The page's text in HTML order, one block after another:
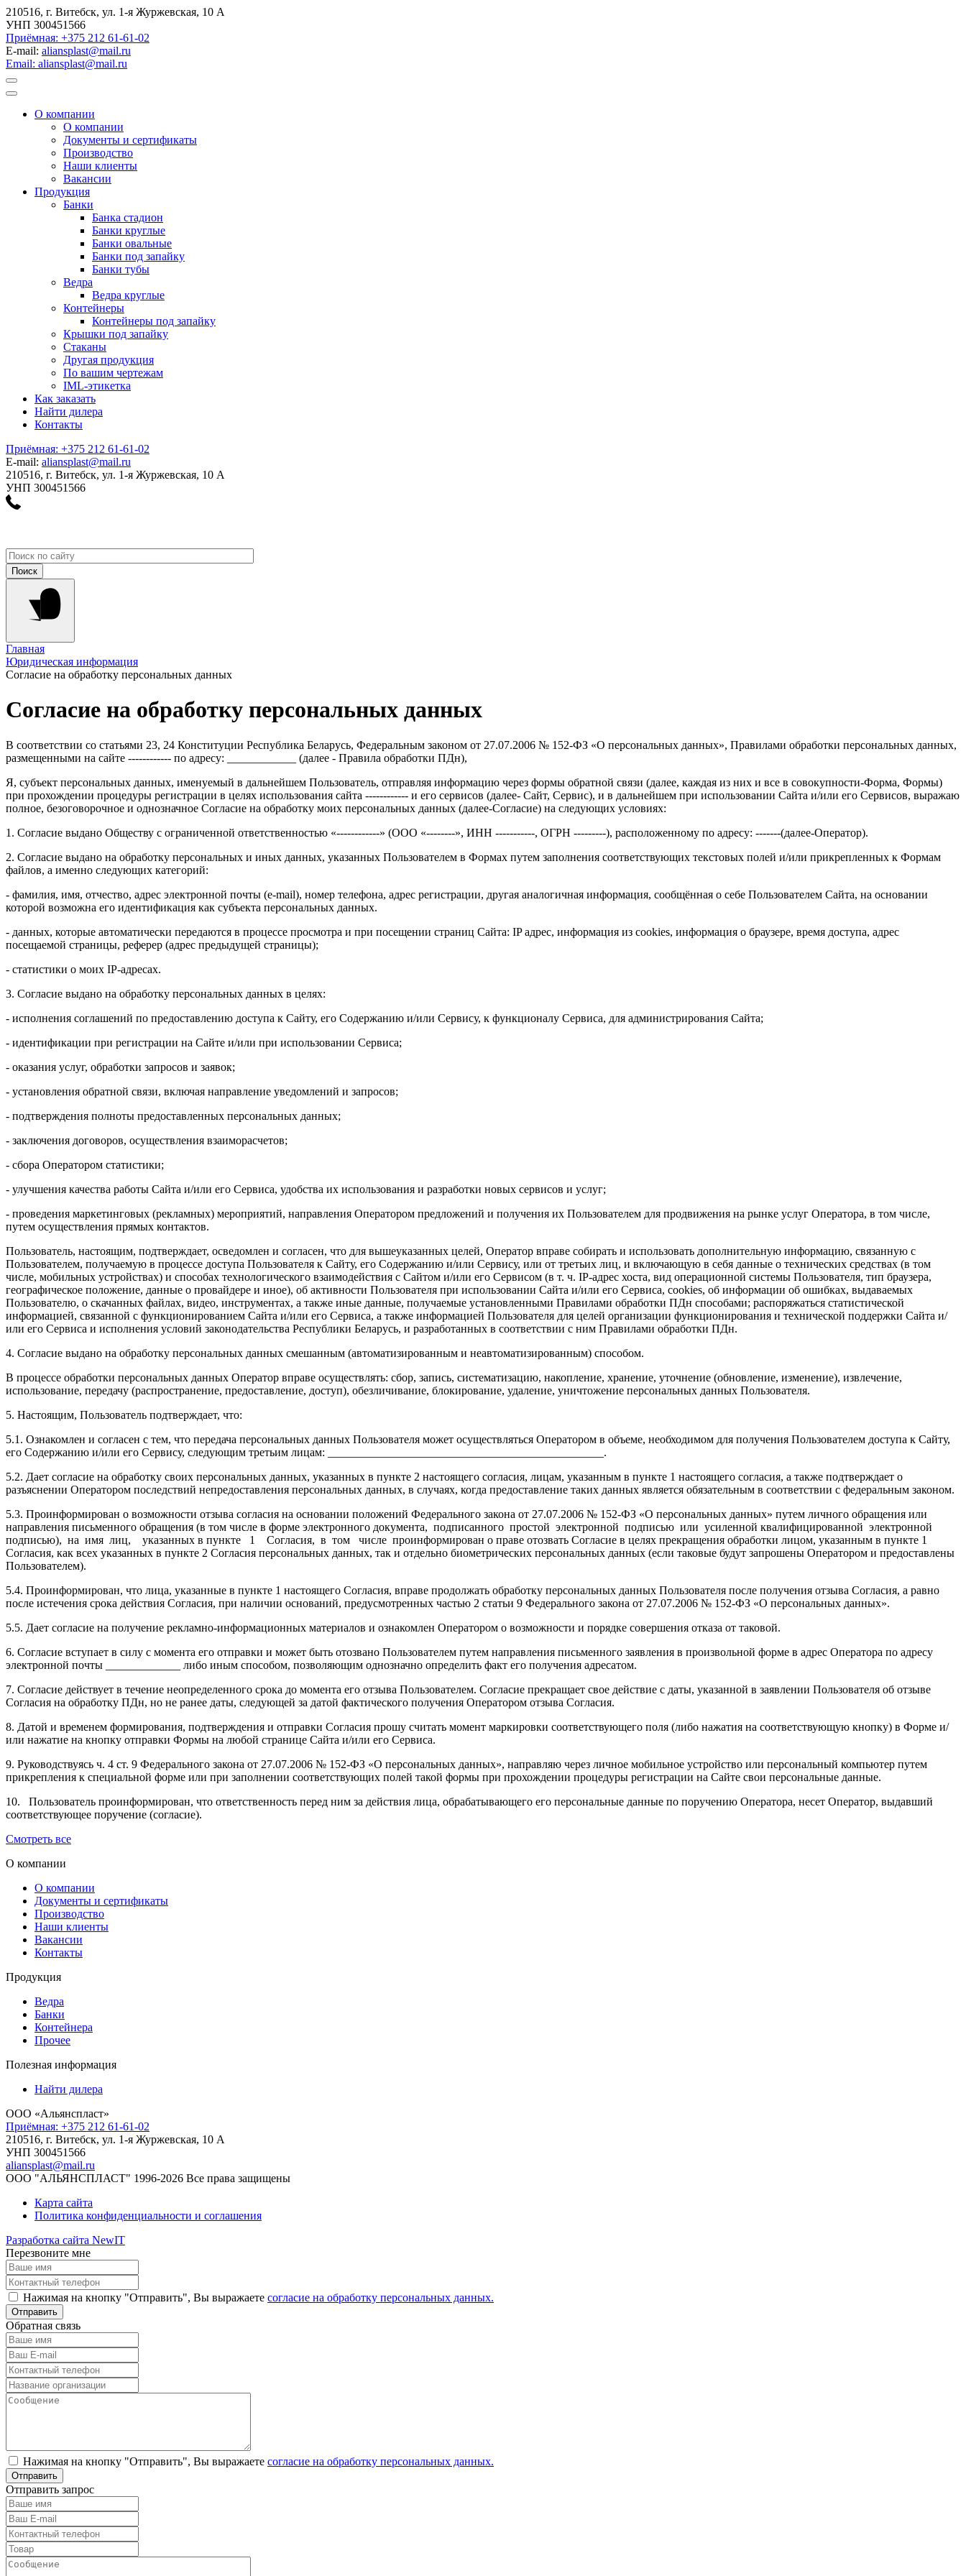
210516, г. Витебск, ул. 1-я Журжевская, 10 А
УНП 300451566
Приёмная: +375 212 61-61-02
E-mail: aliansplast@mail.ru
Email: aliansplast@mail.ru
О компании
О компании
Документы и сертификаты
Производство
Наши клиенты
Вакансии
Продукция
Банки
Банка стадион
Банки круглые
Банки овальные
Банки под запайку
Банки тубы
Ведра
Ведра круглые
Контейнеры
Контейнеры под запайку
Крышки под запайку
Стаканы
Другая продукция
По вашим чертежам
IML-этикетка
Как заказать
Найти дилера
Контакты
Приёмная: +375 212 61-61-02
E-mail: aliansplast@mail.ru
210516, г. Витебск, ул. 1-я Журжевская, 10 А
УНП 300451566
Главная
Юридическая информация
Согласие на обработку персональных данных
Согласие на обработку персональных данных
В соответствии со статьями 23, 24 Конституции Республика Беларусь, Федеральным законом от 27.07.2006 № 152-ФЗ «О персональных данных», Правилами обработки персональных данных,
размещенными на сайте ------------ по адресу: ____________ (далее - Правила обработки ПДн),
Я, субъект персональных данных, именуемый в дальнейшем Пользователь, отправляя информацию через формы обратной связи (далее, каждая из них и все в совокупности-Форма, Формы)
при прохождении процедуры регистрации в целях использования сайта ------------ и его сервисов (далее- Сайт, Сервис), и в дальнейшем при использовании Сайта и/или его Сервисов, выражаю
полное, безоговорочное и однозначное Согласие на обработку моих персональных данных (далее-Согласие) на следующих условиях:
1. Согласие выдано Обществу с ограниченной ответственностью «------------» (ООО «--------», ИНН -----------, ОГРН ---------), расположенному по адресу: -------(далее-Оператор).
2. Согласие выдано на обработку персональных и иных данных, указанных Пользователем в Формах путем заполнения соответствующих текстовых полей и/или прикрепленных к Формам
файлов, а именно следующих категорий:
- фамилия, имя, отчество, адрес электронной почты (e-mail), номер телефона, адрес регистрации, другая аналогичная информация, сообщённая о себе Пользователем Сайта, на основании
которой возможна его идентификация как субъекта персональных данных.
- данных, которые автоматически передаются в процессе просмотра и при посещении страниц Сайта: IP адрес, информация из cookies, информация о браузере, время доступа, адрес
посещаемой страницы, реферер (адрес предыдущей страницы);
- статистики о моих IP-адресах.
3. Согласие выдано на обработку персональных данных в целях:
- исполнения соглашений по предоставлению доступа к Сайту, его Содержанию и/или Сервису, к функционалу Сервиса, для администрирования Сайта;
- идентификации при регистрации на Сайте и/или при использовании Сервиса;
- оказания услуг, обработки запросов и заявок;
- установления обратной связи, включая направление уведомлений и запросов;
- подтверждения полноты предоставленных персональных данных;
- заключения договоров, осуществления взаиморасчетов;
- сбора Оператором статистики;
- улучшения качества работы Сайта и/или его Сервиса, удобства их использования и разработки новых сервисов и услуг;
- проведения маркетинговых (рекламных) мероприятий, направления Оператором предложений и получения их Пользователем для продвижения на рынке услуг Оператора, в том числе,
путем осуществления прямых контактов.
Пользователь, настоящим, подтверждает, осведомлен и согласен, что для вышеуказанных целей, Оператор вправе собирать и использовать дополнительную информацию, связанную с
Пользователем, получаемую в процессе доступа Пользователя к Сайту, его Содержанию и/или Сервису, или от третьих лиц, и включающую в себя данные о технических средствах (в том
числе, мобильных устройствах) и способах технологического взаимодействия с Сайтом и/или его Сервисом (в т. ч. IP-адрес хоста, вид операционной системы Пользователя, тип браузера,
географическое положение, данные о провайдере и иное), об активности Пользователя при использовании Сайта и/или его Сервиса, cookies, об информации об ошибках, выдаваемых
Пользователю, о скачанных файлах, видео, инструментах, а также иные данные, получаемые установленными Правилами обработки ПДн способами; распоряжаться статистической
информацией, связанной с функционированием Сайта и/или его Сервиса, а также информацией Пользователя для целей организации функционирования и технической поддержки Сайта и/
или его Сервиса и исполнения условий законодательства Республики Беларусь, и разработанных в соответствии с ним Правилами обработки ПДн.
4. Согласие выдано на обработку персональных данных смешанным (автоматизированным и неавтоматизированным) способом.
В процессе обработки персональных данных Оператор вправе осуществлять: сбор, запись, систематизацию, накопление, хранение, уточнение (обновление, изменение), извлечение,
использование, передачу (распространение, предоставление, доступ), обезличивание, блокирование, удаление, уничтожение персональных данных Пользователя.
5. Настоящим, Пользователь подтверждает, что:
5.1. Ознакомлен и согласен с тем, что передача персональных данных Пользователя может осуществляться Оператором в объеме, необходимом для получения Пользователем доступа к Сайту,
его Содержанию и/или его Сервису, следующим третьим лицам: ________________________________________________.
5.2. Дает согласие на обработку своих персональных данных, указанных в пункте 2 настоящего согласия, лицам, указанным в пункте 1 настоящего согласия, а также подтверждает о
разъяснении Оператором последствий непредоставления персональных данных, в случаях, когда предоставление таких данных является обязательным в соответствии с федеральным законом.
5.3. Проинформирован о возможности отзыва согласия на основании положений Федерального закона от 27.07.2006 № 152-ФЗ «О персональных данных» путем личного обращения или
направления письменного обращения (в том числе в форме электронного документа, подписанного простой электронной подписью или усиленной квалифицированной электронной
подписью), на имя лиц, указанных в пункте 1 Согласия, в том числе проинформирован о праве отозвать Согласие в целях прекращения обработки лицом, указанным в пункте 1
Согласия, как всех указанных в пункте 2 Согласия персональных данных, так и отдельно биометрических персональных данных (если таковые будут запрошены Оператором и предоставлены
Пользователем).
5.4. Проинформирован, что лица, указанные в пункте 1 настоящего Согласия, вправе продолжать обработку персональных данных Пользователя после получения отзыва Согласия, а равно
после истечения срока действия Согласия, при наличии оснований, предусмотренных частью 2 статьи 9 Федерального закона от 27.07.2006 № 152-ФЗ «О персональных данных».
5.5. Дает согласие на получение рекламно-информационных материалов и ознакомлен Оператором о возможности и порядке совершения отказа от таковой.
6. Согласие вступает в силу с момента его отправки и может быть отозвано Пользователем путем направления письменного заявления в произвольной форме в адрес Оператора по адресу
электронной почты _____________ либо иным способом, позволяющим однозначно определить факт его получения адресатом.
7. Согласие действует в течение неопределенного срока до момента его отзыва Пользователем. Согласие прекращает свое действие с даты, указанной в заявлении Пользователя об отзыве
Согласия на обработку ПДн, но не ранее даты, следующей за датой фактического получения Оператором отзыва Согласия.
8. Датой и временем формирования, подтверждения и отправки Согласия прошу считать момент маркировки соответствующего поля (либо нажатия на соответствующую кнопку) в Форме и/
или нажатие на кнопку отправки Формы на любой странице Сайта и/или его Сервиса.
9. Руководствуясь ч. 4 ст. 9 Федерального закона от 27.07.2006 № 152-ФЗ «О персональных данных», направляю через личное мобильное устройство или персональный компьютер путем
прикрепления к специальной форме или при заполнении соответствующих полей такой формы при прохождении процедуры регистрации на Сайте свои персональные данные.
10. Пользователь проинформирован, что ответственность перед ним за действия лица, обрабатывающего его персональные данные по поручению Оператора, несет Оператор, выдавший
соответствующее поручение (согласие).
Смотреть все
О компании
О компании
Документы и сертификаты
Производство
Наши клиенты
Вакансии
Контакты
Продукция
Ведра
Банки
Контейнера
Прочее
Полезная информация
Найти дилера
ООО «Альянспласт»
Приёмная: +375 212 61-61-02
210516, г. Витебск, ул. 1-я Журжевская, 10 А
УНП 300451566
aliansplast@mail.ru
ООО "АЛЬЯНСПЛАСТ" 1996-2026 Все права защищены
Карта сайта
Политика конфиденциальности и соглашения
Разработка сайта NewIT
Перезвоните мне
Нажимая на кнопку "Отправить", Вы выражаете согласие на обработку персональных данных.
Обратная связь
Нажимая на кнопку "Отправить", Вы выражаете согласие на обработку персональных данных.
Отправить запрос